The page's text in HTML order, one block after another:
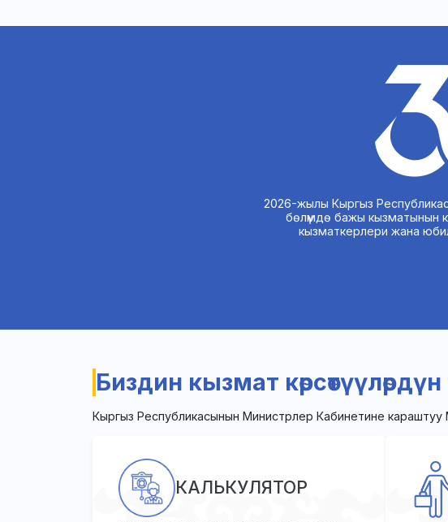
2026-жылы Кыргыз
бөлүмдө бажы кызматынын
кызматкерлери жана
Биздин кызмат
Кыргыз Республикасынын Министрлер Кабинетине
КАЛЬКУЛЯТОР